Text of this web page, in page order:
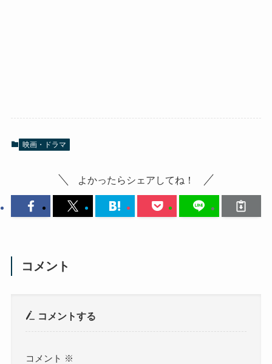
映画・ドラマ
よかったらシェアしてね！
コメント
コメントする
コメント ※